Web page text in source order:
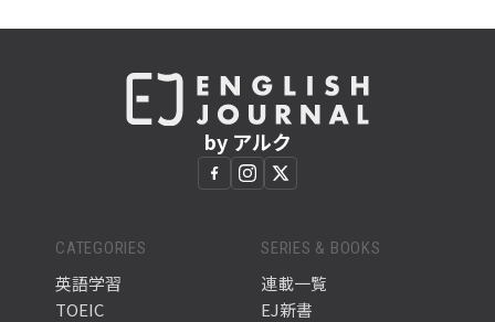
by アルク
CATEGORIES
英語学習
TOEIC
SERIES & BOOKS
連載一覧
EJ新書